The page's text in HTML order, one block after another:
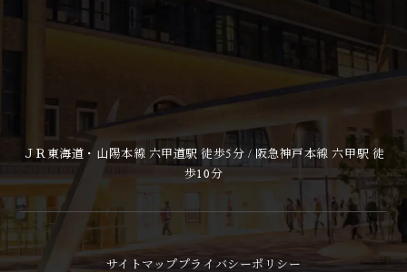
ＪＲ東海道・山陽本線 六甲道駅 徒歩5分 / 阪急神戸本線 六甲駅 徒
歩10分
サイトマップ プライバシーポリシー